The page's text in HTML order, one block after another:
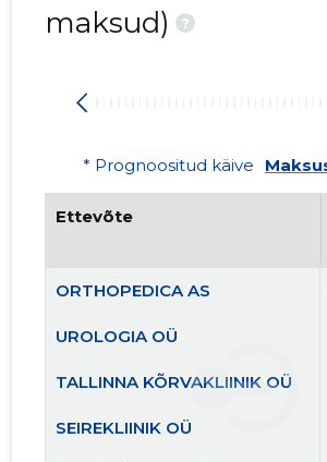
maksud)
?
* Prognoositud käive
Ettevõte
ORTHOPEDICA AS
UROLOGIA OÜ
TALLINNA KÕRVAKLIINIK OÜ
SEIREKLIINIK OÜ